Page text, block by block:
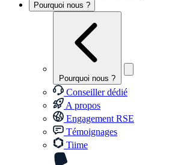
Pourquoi nous ?
Pourquoi nous ?
Conseiller dédié
A propos
Engagement RSE
Témoignages
Tiime